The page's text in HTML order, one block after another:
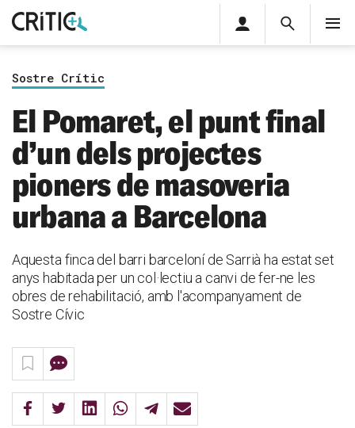
Cerca
privada
Inicia sessió
Sostre Crític
El Pomaret, el punt final
d’un dels projectes
pioners de masoveria
urbana a Barcelona
Aquesta finca del barri barceloní de Sarrià ha estat set
anys habitada per un col·lectiu a canvi de fer-ne les
obres de rehabilitació, amb l'acompanyament de
Sostre Cívic